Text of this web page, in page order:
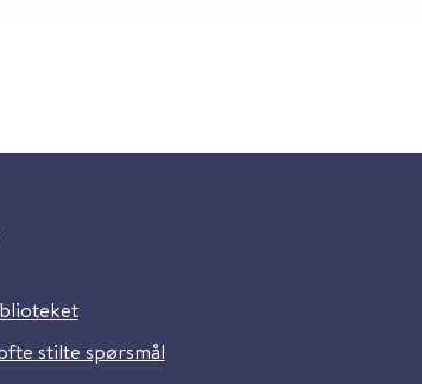
stilte spørsmål